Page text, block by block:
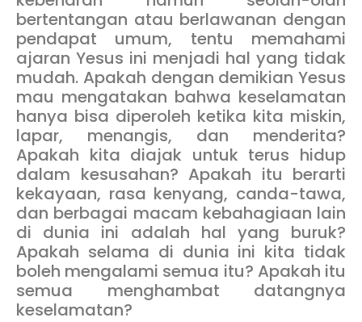
bertentangan atau berlawanan dengan
pendapat umum, tentu memahami
ajaran Yesus ini menjadi hal yang tidak
mudah. Apakah dengan demikian Yesus
mau mengatakan bahwa keselamatan
hanya bisa diperoleh ketika kita miskin,
lapar, menangis, dan menderita?
Apakah kita diajak untuk terus hidup
dalam kesusahan? Apakah itu berarti
kekayaan, rasa kenyang, canda-tawa,
dan berbagai macam kebahagiaan lain
di dunia ini adalah hal yang buruk?
Apakah selama di dunia ini kita tidak
boleh mengalami semua itu? Apakah itu
semua menghambat datangnya
keselamatan?